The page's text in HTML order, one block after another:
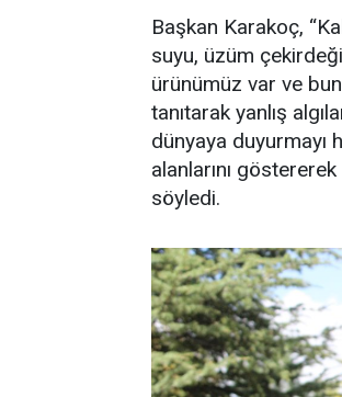
Başkan Karakoç,
suyu, üzüm
ürünümüz var ve
tanıtarak yanlış
dünyaya duyurmayı
alanlarını
söyledi.